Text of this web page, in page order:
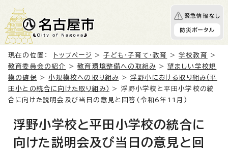
緊急情報なし
防災ポータル
現在の位置： トップページ >子ども・子育て・教育 >学校教育
>
教育委員会の紹介
>教育環境整備への取組み >望ましい学校規
模の確保 >小規模校への取り組み >浮野小における取り組み（平
田小との統合に向けた取り組み）
> 浮野小学校と平田小学校の統
合に向けた説明会及び当日の意見と回答(令和6年11月)
浮野小学校と平田小学校の統合に
向けた説明会及び当日の意見と回